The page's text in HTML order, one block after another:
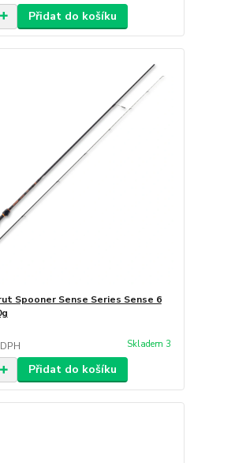
Přidat do košíku
Spooner Sense Series Sense 6
Skladem 3
Přidat do košíku